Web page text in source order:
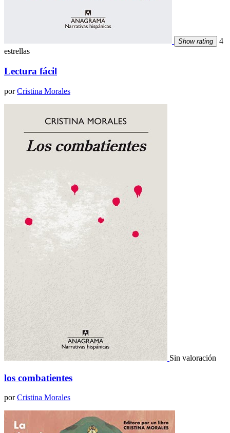
Show rating
4
estrellas
Lectura fácil
porCristina Morales
Sin valoración
los combatientes
porCristina Morales